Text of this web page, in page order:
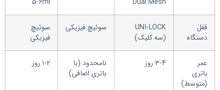
قفل
دستگاه
UNI-LOCK
(سه کلیک)
سوئیچ فیزیکی
سوئیچ
فیزیکی
عمر
باتری
(متوسط)
۳-۴ روز
نامحدود (با
باتری اضافی)
۱-۲ روز